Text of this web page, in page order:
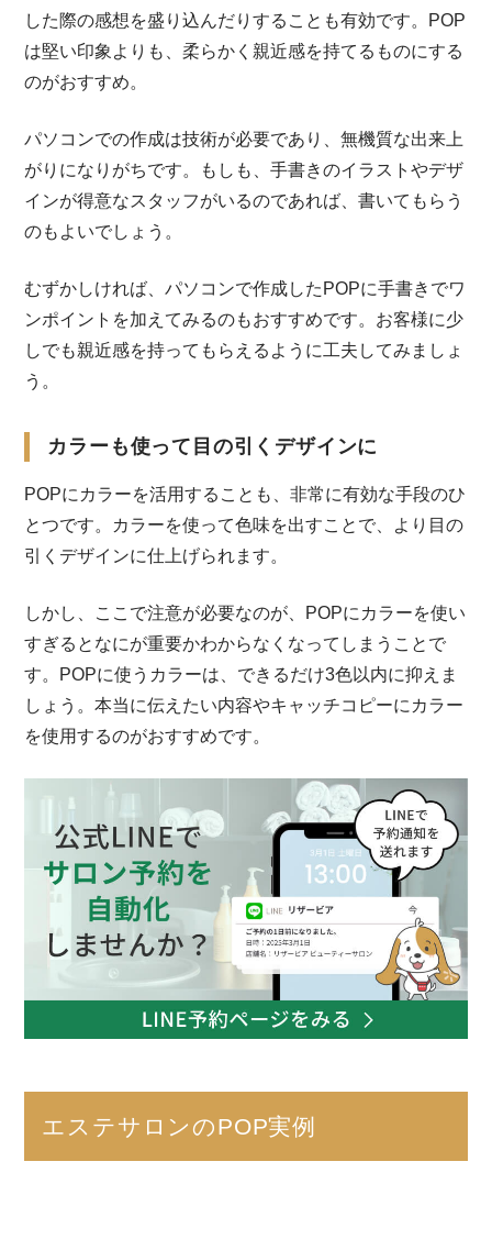
した際の感想を盛り込んだりすることも有効です。POP
は堅い印象よりも、柔らかく親近感を持てるものにする
のがおすすめ。
パソコンでの作成は技術が必要であり、無機質な出来上
がりになりがちです。もしも、手書きのイラストやデザ
インが得意なスタッフがいるのであれば、書いてもらう
のもよいでしょう。
むずかしければ、パソコンで作成したPOPに手書きでワ
ンポイントを加えてみるのもおすすめです。お客様に少
しでも親近感を持ってもらえるように工夫してみましょ
う。
カラーも使って目の引くデザインに
POPにカラーを活用することも、非常に有効な手段のひ
とつです。カラーを使って色味を出すことで、より目の
引くデザインに仕上げられます。
しかし、ここで注意が必要なのが、POPにカラーを使い
すぎるとなにが重要かわからなくなってしまうことで
す。POPに使うカラーは、できるだけ3色以内に抑えま
しょう。本当に伝えたい内容やキャッチコピーにカラー
を使用するのがおすすめです。
エステサロンのPOP実例